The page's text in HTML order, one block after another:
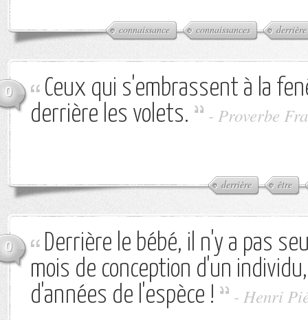
connaissance connaissances derrière
0
Ceux qui s'embrassent à la
derrière les volets.
- Proverbe
derrière être
0
Derrière le bébé, il n'y a pas
mois de conception d'un
d'années de l'espèce !
- Henri